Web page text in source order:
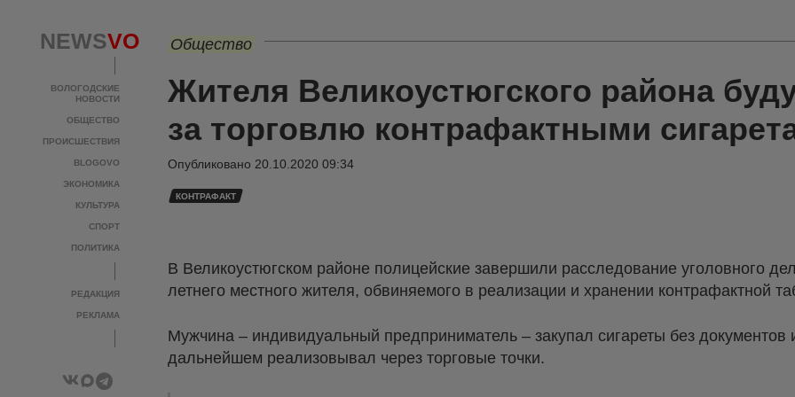
NEWSVO
ВОЛОГОДСКИЕ
НОВОСТИ
ОБЩЕСТВО
ПРОИСШЕСТВИЯ
BLOGOVO
ЭКОНОМИКА
КУЛЬТУРА
СПОРТ
ПОЛИТИКА
РЕДАКЦИЯ
РЕКЛАМА
Общество
Жителя Великоустюгского района
за торговлю контрафактными
Опубликовано 20.10.2020 09:34
КОНТРАФАКТ
В Великоустюгском районе полицейские завершили расследование уголовного
летнего местного жителя, обвиняемого в реализации и хранении контрафактной
Мужчина – индивидуальный предприниматель – закупал сигареты без документов
дальнейшем реализовывал через торговые точки.